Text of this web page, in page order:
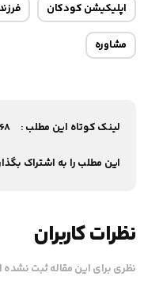
اپلیکیشن کودکان
مشاوره
لینک کوتاه این مطلب :
این مطلب را به اشتراک
نظرات کاربران
نظری برای این مقاله ثبت